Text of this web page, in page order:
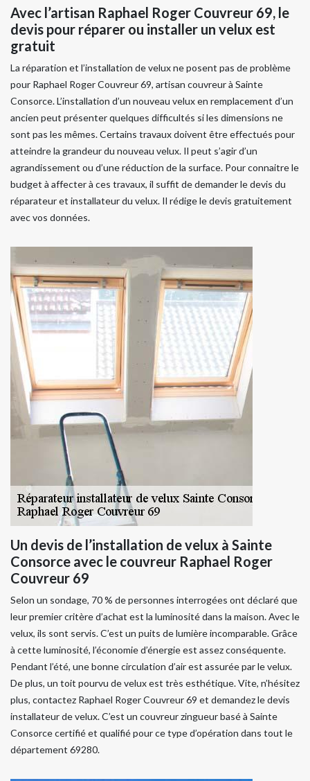
Avec l’artisan Raphael Roger Couvreur 69, le
devis pour réparer ou installer un velux est
gratuit
La réparation et l’installation de velux ne posent pas de problème
pour Raphael Roger Couvreur 69, artisan couvreur à Sainte
Consorce. L’installation d’un nouveau velux en remplacement d’un
ancien peut présenter quelques difficultés si les dimensions ne
sont pas les mêmes. Certains travaux doivent être effectués pour
atteindre la grandeur du nouveau velux. Il peut s’agir d’un
agrandissement ou d’une réduction de la surface. Pour connaitre le
budget à affecter à ces travaux, il suffit de demander le devis du
réparateur et installateur du velux. Il rédige le devis gratuitement
avec vos données.
Un devis de l’installation de velux à Sainte
Consorce avec le couvreur Raphael Roger
Couvreur 69
Selon un sondage, 70 % de personnes interrogées ont déclaré que
leur premier critère d’achat est la luminosité dans la maison. Avec le
velux, ils sont servis. C’est un puits de lumière incomparable. Grâce
à cette luminosité, l’économie d’énergie est assez conséquente.
Pendant l’été, une bonne circulation d’air est assurée par le velux.
De plus, un toit pourvu de velux est très esthétique. Vite, n’hésitez
plus, contactez Raphael Roger Couvreur 69 et demandez le devis
installateur de velux. C’est un couvreur zingueur basé à Sainte
Consorce certifié et qualifié pour ce type d’opération dans tout le
département 69280.